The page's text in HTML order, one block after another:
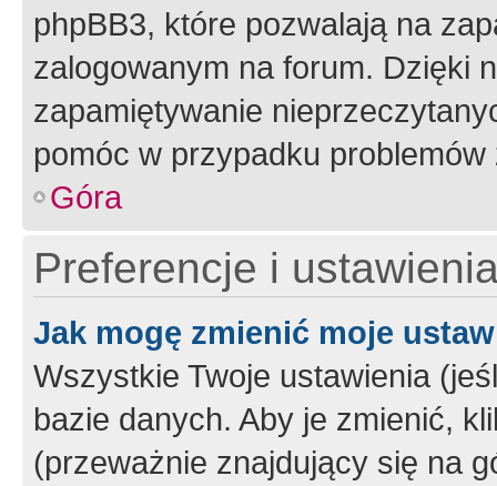
phpBB3, które pozwalają na
zalogowanym na forum. Dzięki
zapamiętywanie
pomóc w przypadku
Góra
Preferencje i
Jak mogę zmienić moje
Wszystkie Twoje ustawienia
bazie danych. Aby je zmienić,
(przeważnie znajdujący się na